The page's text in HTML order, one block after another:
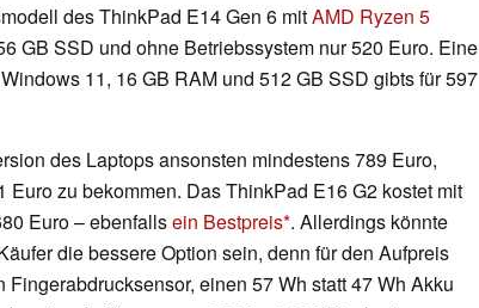
des ThinkPad E14 Gen 6 mitAMD Ryzen 5
GB SSD und ohne Betriebssystem nur 520 Euro. Eine
11, 16 GB RAM und 512 GB SSD gibts für 597
des Laptops ansonsten mindestens 789 Euro,
Euro zu bekommen. Das ThinkPad E16 G2 kostet mit
Euro – ebenfallsein Bestpreis . Allerdings könnte
die bessere Option sein, denn für den Aufpreis
einen 57 Wh statt 47 Wh Akku